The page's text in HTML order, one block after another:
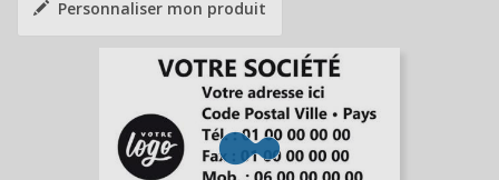
Personnaliser mon produit